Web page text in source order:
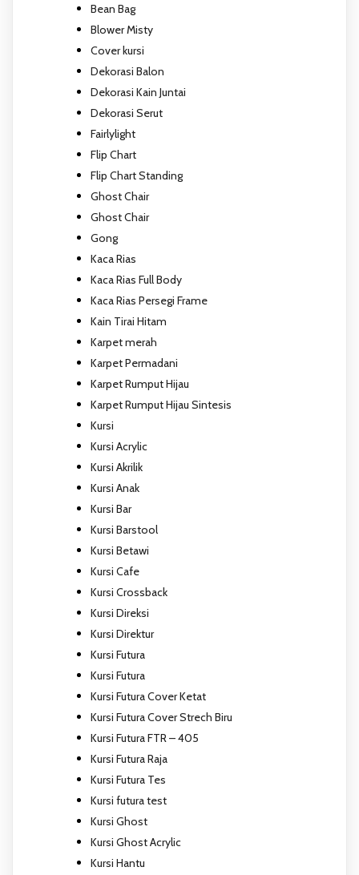
Bean Bag
Blower Misty
Cover kursi
Dekorasi Balon
Dekorasi Kain Juntai
Dekorasi Serut
Fairlylight
Flip Chart
Flip Chart Standing
Ghost Chair
Ghost Chair
Gong
Kaca Rias
Kaca Rias Full Body
Kaca Rias Persegi Frame
Kain Tirai Hitam
Karpet merah
Karpet Permadani
Karpet Rumput Hijau
Karpet Rumput Hijau Sintesis
Kursi
Kursi Acrylic
Kursi Akrilik
Kursi Anak
Kursi Bar
Kursi Barstool
Kursi Betawi
Kursi Cafe
Kursi Crossback
Kursi Direksi
Kursi Direktur
Kursi Futura
Kursi Futura
Kursi Futura Cover Ketat
Kursi Futura Cover Strech Biru
Kursi Futura FTR – 405
Kursi Futura Raja
Kursi Futura Tes
Kursi futura test
Kursi Ghost
Kursi Ghost Acrylic
Kursi Hantu